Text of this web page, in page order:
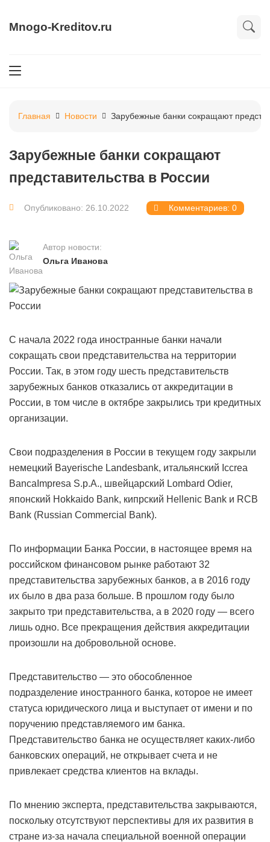
Mnogo-Kreditov.ru
Главная Новости Зарубежные банки сокращают
Зарубежные банки сокращают
представительства в России
Опубликовано: 26.10.2022 Комментариев: 0
Автор новости:
Ольга Иванова
С начала 2022 года иностранные банки начали
сокращать свои представительства на территории
России. Так, в этом году шесть представительств
зарубежных банков отказались от аккредитации в
России, в том числе в октябре закрылись три кредитных
организации.
Свои подразделения в России в текущем году закрыли
немецкий Bayerische Landesbank, итальянский Iccrea
BancaImpresa S.p.A., швейцарский Lombard Odier,
японский Hokkaido Bank, кипрский Hellenic Bank и RCB
Bank (Russian Commercial Bank).
По информации Банка России, в настоящее время на
российском финансовом рынке работают 32
представительства зарубежных банков, а в 2016 году
их было в два раза больше. В прошлом году было
закрыто три представительства, а в 2020 году — всего
лишь одно. Все прекращения действия аккредитации
произошли на добровольной основе.
Представительство — это обособленное
подразделение иностранного банка, которое не имеет
статуса юридического лица и выступает от имени и по
поручению представляемого им банка.
Представительство банка не осуществляет каких-либо
банковских операций, не открывает счета и не
привлекает средства клиентов на вклады.
По мнению эксперта, представительства закрываются,
поскольку отсутствуют перспективы для их развития в
стране из-за начала специальной военной операции